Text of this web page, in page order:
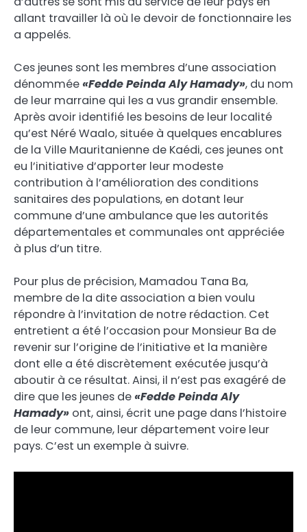
allant travailler là où le devoir de fonctionnaire les
a appelés.
Ces jeunes sont les membres d’une association
dénommée«Fedde Peinda Aly Hamady», du nom
de leur marraine qui les a vus grandir ensemble.
Après avoir identifié les besoins de leur localité
qu’est Néré Waalo, située à quelques encablures
de la Ville Mauritanienne de Kaédi, ces jeunes ont
eu l’initiative d’apporter leur modeste
contribution à l’amélioration des conditions
sanitaires des populations, en dotant leur
commune d’une ambulance que les autorités
départementales et communales ont appréciée
à plus d’un titre.
Pour plus de précision, Mamadou Tana Ba,
membre de la dite association a bien voulu
répondre à l’invitation de notre rédaction. Cet
entretient a été l’occasion pour Monsieur Ba de
revenir sur l’origine de l’initiative et la manière
dont elle a été discrètement exécutée jusqu’à
aboutir à ce résultat. Ainsi, il n’est pas exagéré de
dire que les jeunes de«Fedde Peinda Aly
Hamady» ont, ainsi, écrit une page dans l’histoire
de leur commune, leur département voire leur
pays. C’est un exemple à suivre.